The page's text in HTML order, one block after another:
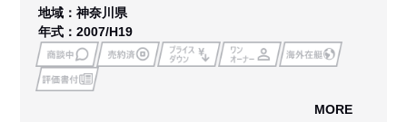
地域：神奈川県
年式：2007/H19
MORE